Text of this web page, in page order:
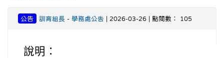
公告 訓育組長 - 學務處公告 | 2026-03-26 | 點閱數： 105
說明：